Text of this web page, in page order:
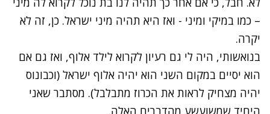
– כמו במיקי ומיני - ואז היא תהיה מיני ישראל. כן, זה לא
יקרה.
בנואשותי, היה לי גם רעיון לקרוא לילד אלוף, ואז גם אם
הוא יסיים במקום השני הוא יהיה אלוף ישראל (וכבונוס
יהיה מצחיק לראות את הכרוז מתבלבל). מסתבר שאני
היחיד שמשועשע מהדברים האלה.